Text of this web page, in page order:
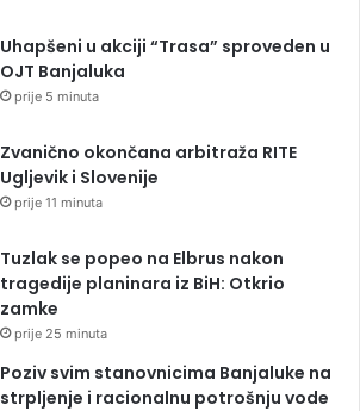
Uhapšeni u akciji “Trasa” sproveden u
OJT Banjaluka
prije 5 minuta
Zvanično okončana arbitraža RITE
Ugljevik i Slovenije
prije 11 minuta
Tuzlak se popeo na Elbrus nakon
tragedije planinara iz BiH: Otkrio
zamke
prije 25 minuta
Poziv svim stanovnicima Banjaluke na
strpljenje i racionalnu potrošnju vode